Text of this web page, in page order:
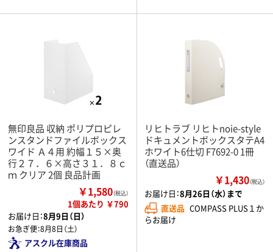
無印良品 収納 ポリプロピレ
ンスタンドファイルボックス
ワイド Ａ４用 約幅１５×奥
行２７．６×高さ３１．８ｃ
ｍ クリア 2個 良品計画
￥1,580（税込）
1個あたり ￥790
お届け日：8月9日（日）
お急ぎ便：8月8日（土）
アスクル在庫商品
リヒトラブ リヒトnoie-style
ドキュメントボックスタテA4
ホワイト6仕切 F7692-0 1冊
（直送品）
￥1,430（税込）
お届け日：8月26日（水）まで
直送品 COMPASS PLUS１か
らお届け